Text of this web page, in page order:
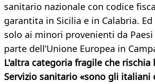
sanitario nazionale con codice
garantita in Sicilia e in Calabria.
solo ai minori provenienti da
parte dell’Unione Europea in
L'altra categoria fragile che rischia
Servizio sanitario «sono gli italiani